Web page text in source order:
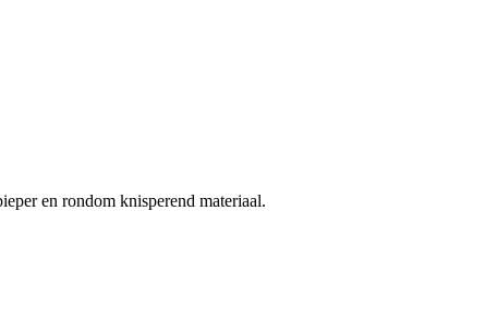
en rondom knisperend materiaal.